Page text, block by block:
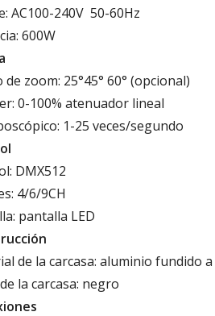
AC100-240V 50-60Hz
600W
de zoom: 25°45° 60° (opcional)
0-100% atenuador lineal
1-25 veces/segundo
DMX512
4/6/9CH
pantalla LED
de la carcasa: aluminio fundido
la carcasa: negro